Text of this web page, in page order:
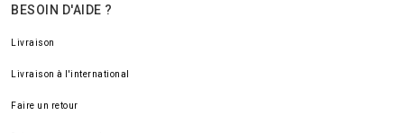
BESOIN D'AIDE ?
Livraison
Livraison à l'international
Faire un retour